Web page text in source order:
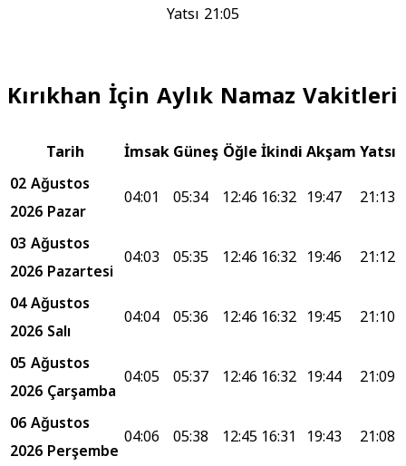
Yatsı 21:05
Kırıkhan İçin Aylık Namaz Vakitleri
Tarih İmsakGüneşÖğleİkindiAkşamYatsı
02 Ağustos
2026 Pazar
04:01 05:34 12:46 16:32 19:47
21:13
03 Ağustos
2026 Pazartesi
04:03 05:35 12:46 16:32 19:46
21:12
04 Ağustos
2026 Salı
04:04 05:36 12:46 16:32 19:45
21:10
05 Ağustos
2026 Çarşamba
04:05 05:37 12:46 16:32 19:44
21:09
06 Ağustos
2026 Perşembe
04:06 05:38 12:4516:31 19:43
21:08